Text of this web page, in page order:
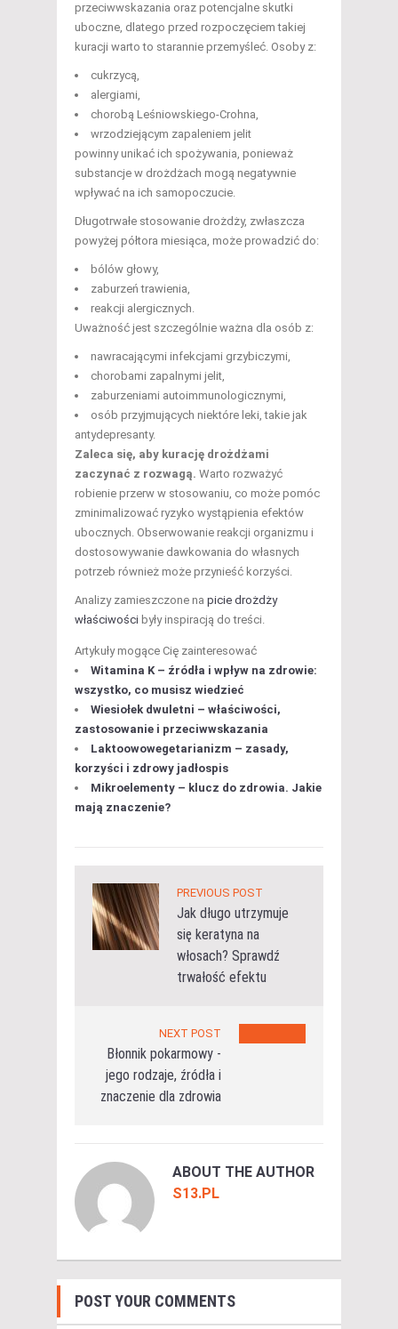
przeciwwskazania oraz potencjalne skutki
uboczne, dlatego przed rozpoczęciem takiej
kuracji warto to starannie przemyśleć. Osoby z:
cukrzycą,
alergiami,
chorobą Leśniowskiego-Crohna,
wrzodziejącym zapaleniem jelit
powinny unikać ich spożywania, ponieważ
substancje w drożdżach mogą negatywnie
wpływać na ich samopoczucie.
Długotrwałe stosowanie drożdży, zwłaszcza
powyżej półtora miesiąca, może prowadzić do:
bólów głowy,
zaburzeń trawienia,
reakcji alergicznych.
Uważność jest szczególnie ważna dla osób z:
nawracającymi infekcjami grzybiczymi,
chorobami zapalnymi jelit,
zaburzeniami autoimmunologicznymi,
osób przyjmujących niektóre leki, takie jak
antydepresanty.
Zaleca się, aby kurację drożdżami
zaczynać z rozwagą. Warto rozważyć
robienie przerw w stosowaniu, co może pomóc
zminimalizować ryzyko wystąpienia efektów
ubocznych. Obserwowanie reakcji organizmu i
dostosowywanie dawkowania do własnych
potrzeb również może przynieść korzyści.
Analizy zamieszczone na picie drożdży
właściwości były inspiracją do treści.
Artykuły mogące Cię zainteresować
Witamina K – źródła i wpływ na zdrowie:
wszystko, co musisz wiedzieć
Wiesiołek dwuletni – właściwości,
zastosowanie i przeciwwskazania
Laktoowowegetarianizm – zasady,
korzyści i zdrowy jadłospis
Mikroelementy – klucz do zdrowia. Jakie
mają znaczenie?
PREVIOUS POST
Jak długo utrzymuje
się keratyna na
włosach? Sprawdź
trwałość efektu
NEXT POST
Błonnik pokarmowy -
jego rodzaje, źródła i
znaczenie dla zdrowia
ABOUT THE AUTHOR
S13.PL
POST YOUR COMMENTS